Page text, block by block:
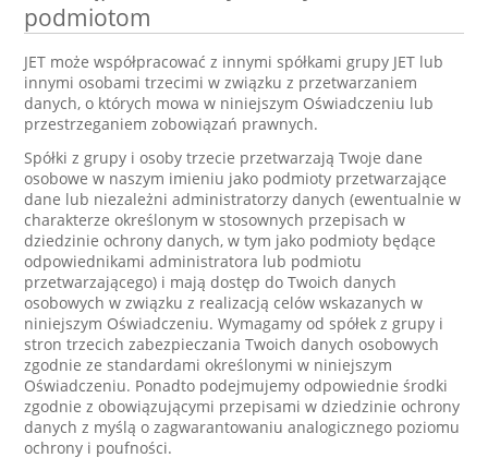
podmiotom
JET może współpracować z innymi spółkami grupy JET lub
innymi osobami trzecimi w związku z przetwarzaniem
danych, o których mowa w niniejszym Oświadczeniu lub
przestrzeganiem zobowiązań prawnych.
Spółki z grupy i osoby trzecie przetwarzają Twoje dane
osobowe w naszym imieniu jako podmioty przetwarzające
dane lub niezależni administratorzy danych (ewentualnie w
charakterze określonym w stosownych przepisach w
dziedzinie ochrony danych, w tym jako podmioty będące
odpowiednikami administratora lub podmiotu
przetwarzającego) i mają dostęp do Twoich danych
osobowych w związku z realizacją celów wskazanych w
niniejszym Oświadczeniu. Wymagamy od spółek z grupy i
stron trzecich zabezpieczania Twoich danych osobowych
zgodnie ze standardami określonymi w niniejszym
Oświadczeniu. Ponadto podejmujemy odpowiednie środki
zgodnie z obowiązującymi przepisami w dziedzinie ochrony
danych z myślą o zagwarantowaniu analogicznego poziomu
ochrony i poufności.